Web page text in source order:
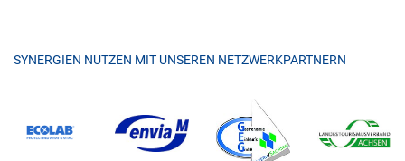
SYNERGIEN NUTZEN MIT UNSEREN NETZWERKPARTNERN